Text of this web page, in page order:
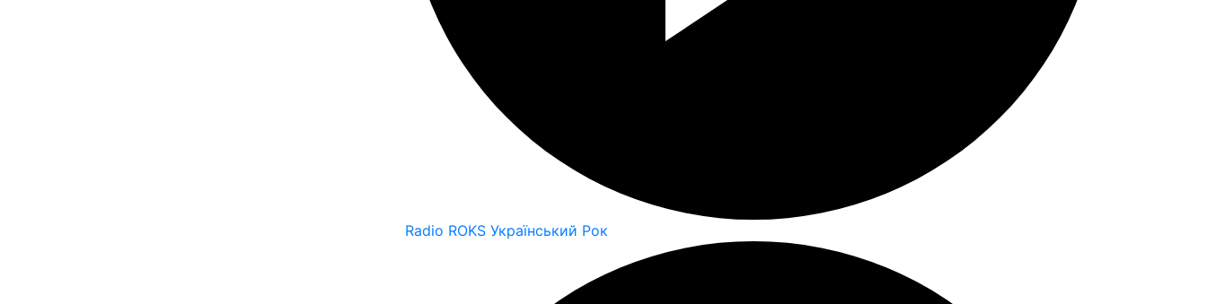
Radio ROKS Український Рок